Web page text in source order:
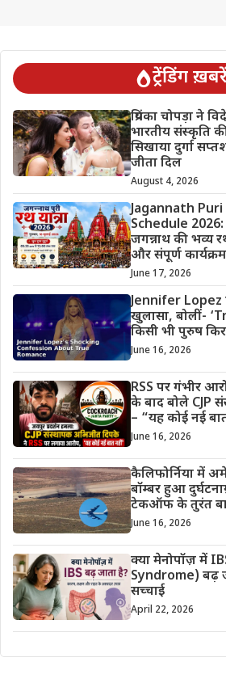
ट्रेंडिंग
प्रियंका चोपड़ा ने
भारतीय संस्कृति
सिखाया दुर्गा
जीता दिल
August 4, 2026
Jagannath
Schedule
जगन्नाथ की भव्य
और संपूर्ण कार्यक्रम
June 17, 2026
Jennifer Lopez
खुलासा, बोलीं-
किसी भी पुरुष
June 16, 2026
RSS पर गंभीर
के बाद बोले CJP
– “यह कोई नई
June 16, 2026
कैलिफोर्निया में
बॉम्बर हुआ
टेकऑफ के तुरंत
June 16, 2026
क्या मेनोपॉज़ में
Syndrome) बढ़
सच्चाई
April 22, 2026